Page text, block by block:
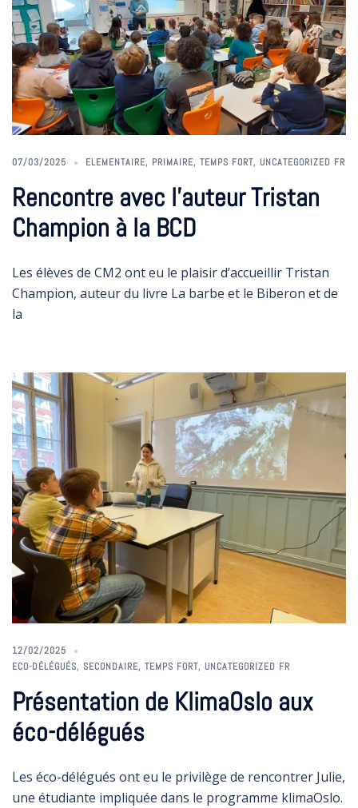
07/03/2025 ELEMENTAIRE, PRIMAIRE, TEMPS FORT, UNCATEGORIZED FR
Rencontre avec l’auteur Tristan
Champion à la BCD
Les élèves de CM2 ont eu le plaisir d’accueillir Tristan
Champion, auteur du livre La barbe et le Biberon et de
la
12/02/2025
ECO-DÉLÉGUÉS, SECONDAIRE, TEMPS FORT, UNCATEGORIZED FR
Présentation de KlimaOslo aux
éco-délégués
Les éco-délégués ont eu le privilège de rencontrer Julie,
une étudiante impliquée dans le programme klimaOslo.